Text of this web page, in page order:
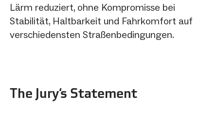
Lärm reduziert, ohne Kompromisse bei
Stabilität, Haltbarkeit und Fahrkomfort auf
verschiedensten Straßenbedingungen.
The Jury‘s Statement